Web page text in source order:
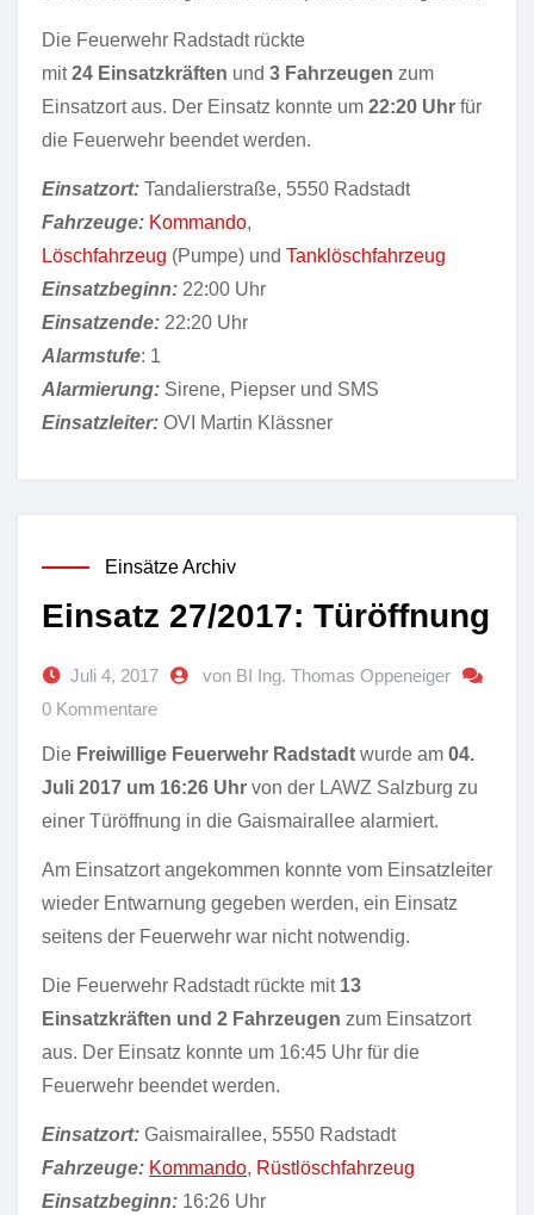
Die Feuerwehr Radstadt rückte
mit24 Einsatzkräften und 3 Fahrzeugen zum
Einsatzort aus. Der Einsatz konnte um 22:20 Uhr für
die Feuerwehr beendet werden.
Einsatzort: Tandalierstraße, 5550 Radstadt
Fahrzeuge: Kommando,
Löschfahrzeug (Pumpe) und Tanklöschfahrzeug
Einsatzbeginn: 22:00 Uhr
Einsatzende: 22:20 Uhr
Alarmstufe: 1
Alarmierung: Sirene, Piepser und SMS
Einsatzleiter: OVI Martin Klässner
Einsätze Archiv
Einsatz 27/2017: Türöffnung
Juli 4, 2017
von BI Ing. Thomas Oppeneiger
0 Kommentare
Die Freiwillige Feuerwehr Radstadt wurde am 04.
Juli 2017 um 16:26 Uhr von der LAWZ Salzburg zu
einer Türöffnung in die Gaismairallee alarmiert.
Am Einsatzort angekommen konnte vom Einsatzleiter
wieder Entwarnung gegeben werden, ein Einsatz
seitens der Feuerwehr war nicht notwendig.
Die Feuerwehr Radstadt rückte mit 13
Einsatzkräften und 2 Fahrzeugen zum Einsatzort
aus. Der Einsatz konnte um 16:45 Uhr für die
Feuerwehr beendet werden.
Einsatzort: Gaismairallee, 5550 Radstadt
Fahrzeuge: Kommando, Rüstlöschfahrzeug
Einsatzbeginn: 16:26 Uhr